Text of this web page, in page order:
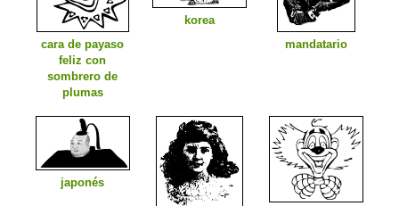
cara de payaso
feliz con
sombrero de
plumas
korea
mandatario
japonés